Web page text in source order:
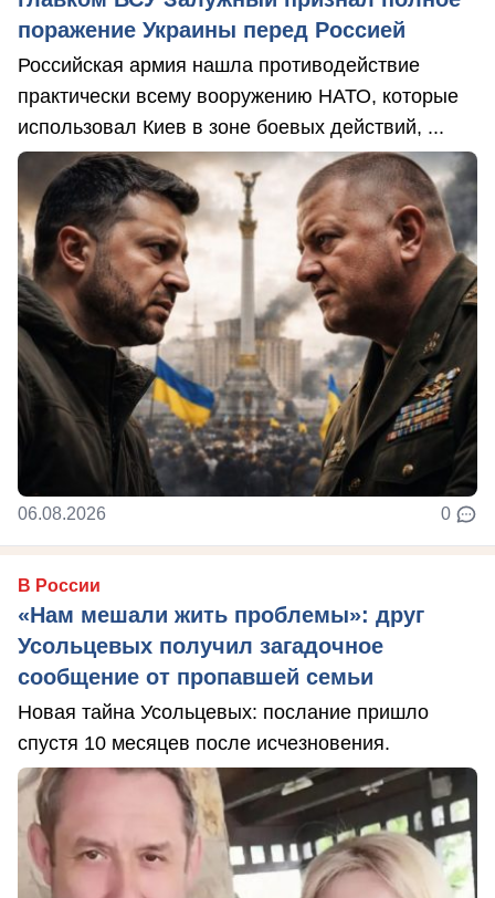
поражение Украины перед Россией
Российская армия нашла противодействие
практически всему вооружению НАТО, которые
использовал Киев в зоне боевых действий, ...
06.08.2026 0
В России
«Нам мешали жить проблемы»: друг
Усольцевых получил загадочное
сообщение от пропавшей семьи
Новая тайна Усольцевых: послание пришло
спустя 10 месяцев после исчезновения.